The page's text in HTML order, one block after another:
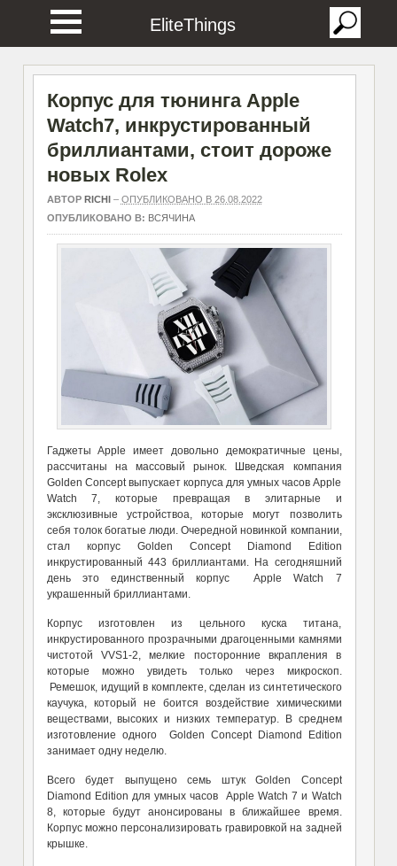
EliteThings
Корпус для тюнинга Apple
Watch7, инкрустированный
бриллиантами, стоит дороже
новых Rolex
АВТОР RICHI– ОПУБЛИКОВАНО В 26.08.2022
ОПУБЛИКОВАНО В: ВСЯЧИНА
Гаджеты Apple имеет довольно демократичные цены,
рассчитаны на массовый рынок. Шведская компания
Golden Concept выпускает корпуса для умных часов Apple
Watch 7, которые превращая в элитарные и
эксклюзивные устройствоа, которые могут позволить
себя толок богатые люди. Очередной новинкой компании,
стал корпус Golden Concept Diamond Edition
инкрустированный 443 бриллиантами. На сегодняшний
день это единственный корпус Apple Watch 7
украшенный бриллиантами.
Корпус изготовлен из цельного куска титана,
инкрустированного прозрачными драгоценными камнями
чистотой VVS1-2, мелкие посторонние вкрапления в
которые можно увидеть только через микроскоп.
Ремешок, идущий в комплекте, сделан из синтетического
каучука, который не боится воздействие химическими
веществами, высоких и низких температур. В среднем
изготовление одного Golden Concept Diamond Edition
занимает одну неделю.
Всего будет выпущено семь штук Golden Concept
Diamond Edition для умных часов Apple Watch 7 и Watch
8, которые будут анонсированы в ближайшее время.
Корпус можно персонализировать гравировкой на задней
крышке.